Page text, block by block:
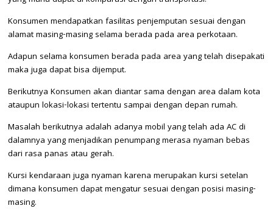
Konsumen mendapatkan fasilitas penjemputan sesuai dengan
alamat masing-masing selama berada pada area perkotaan.
Adapun selama konsumen berada pada area yang telah disepakati
maka juga dapat bisa dijemput.
Berikutnya Konsumen akan diantar sama dengan area dalam kota
ataupun lokasi-lokasi tertentu sampai dengan depan rumah.
Masalah berikutnya adalah adanya mobil yang telah ada AC di
dalamnya yang menjadikan penumpang merasa nyaman bebas
dari rasa panas atau gerah.
Kursi kendaraan juga nyaman karena merupakan kursi setelan
dimana konsumen dapat mengatur sesuai dengan posisi masing-
masing.